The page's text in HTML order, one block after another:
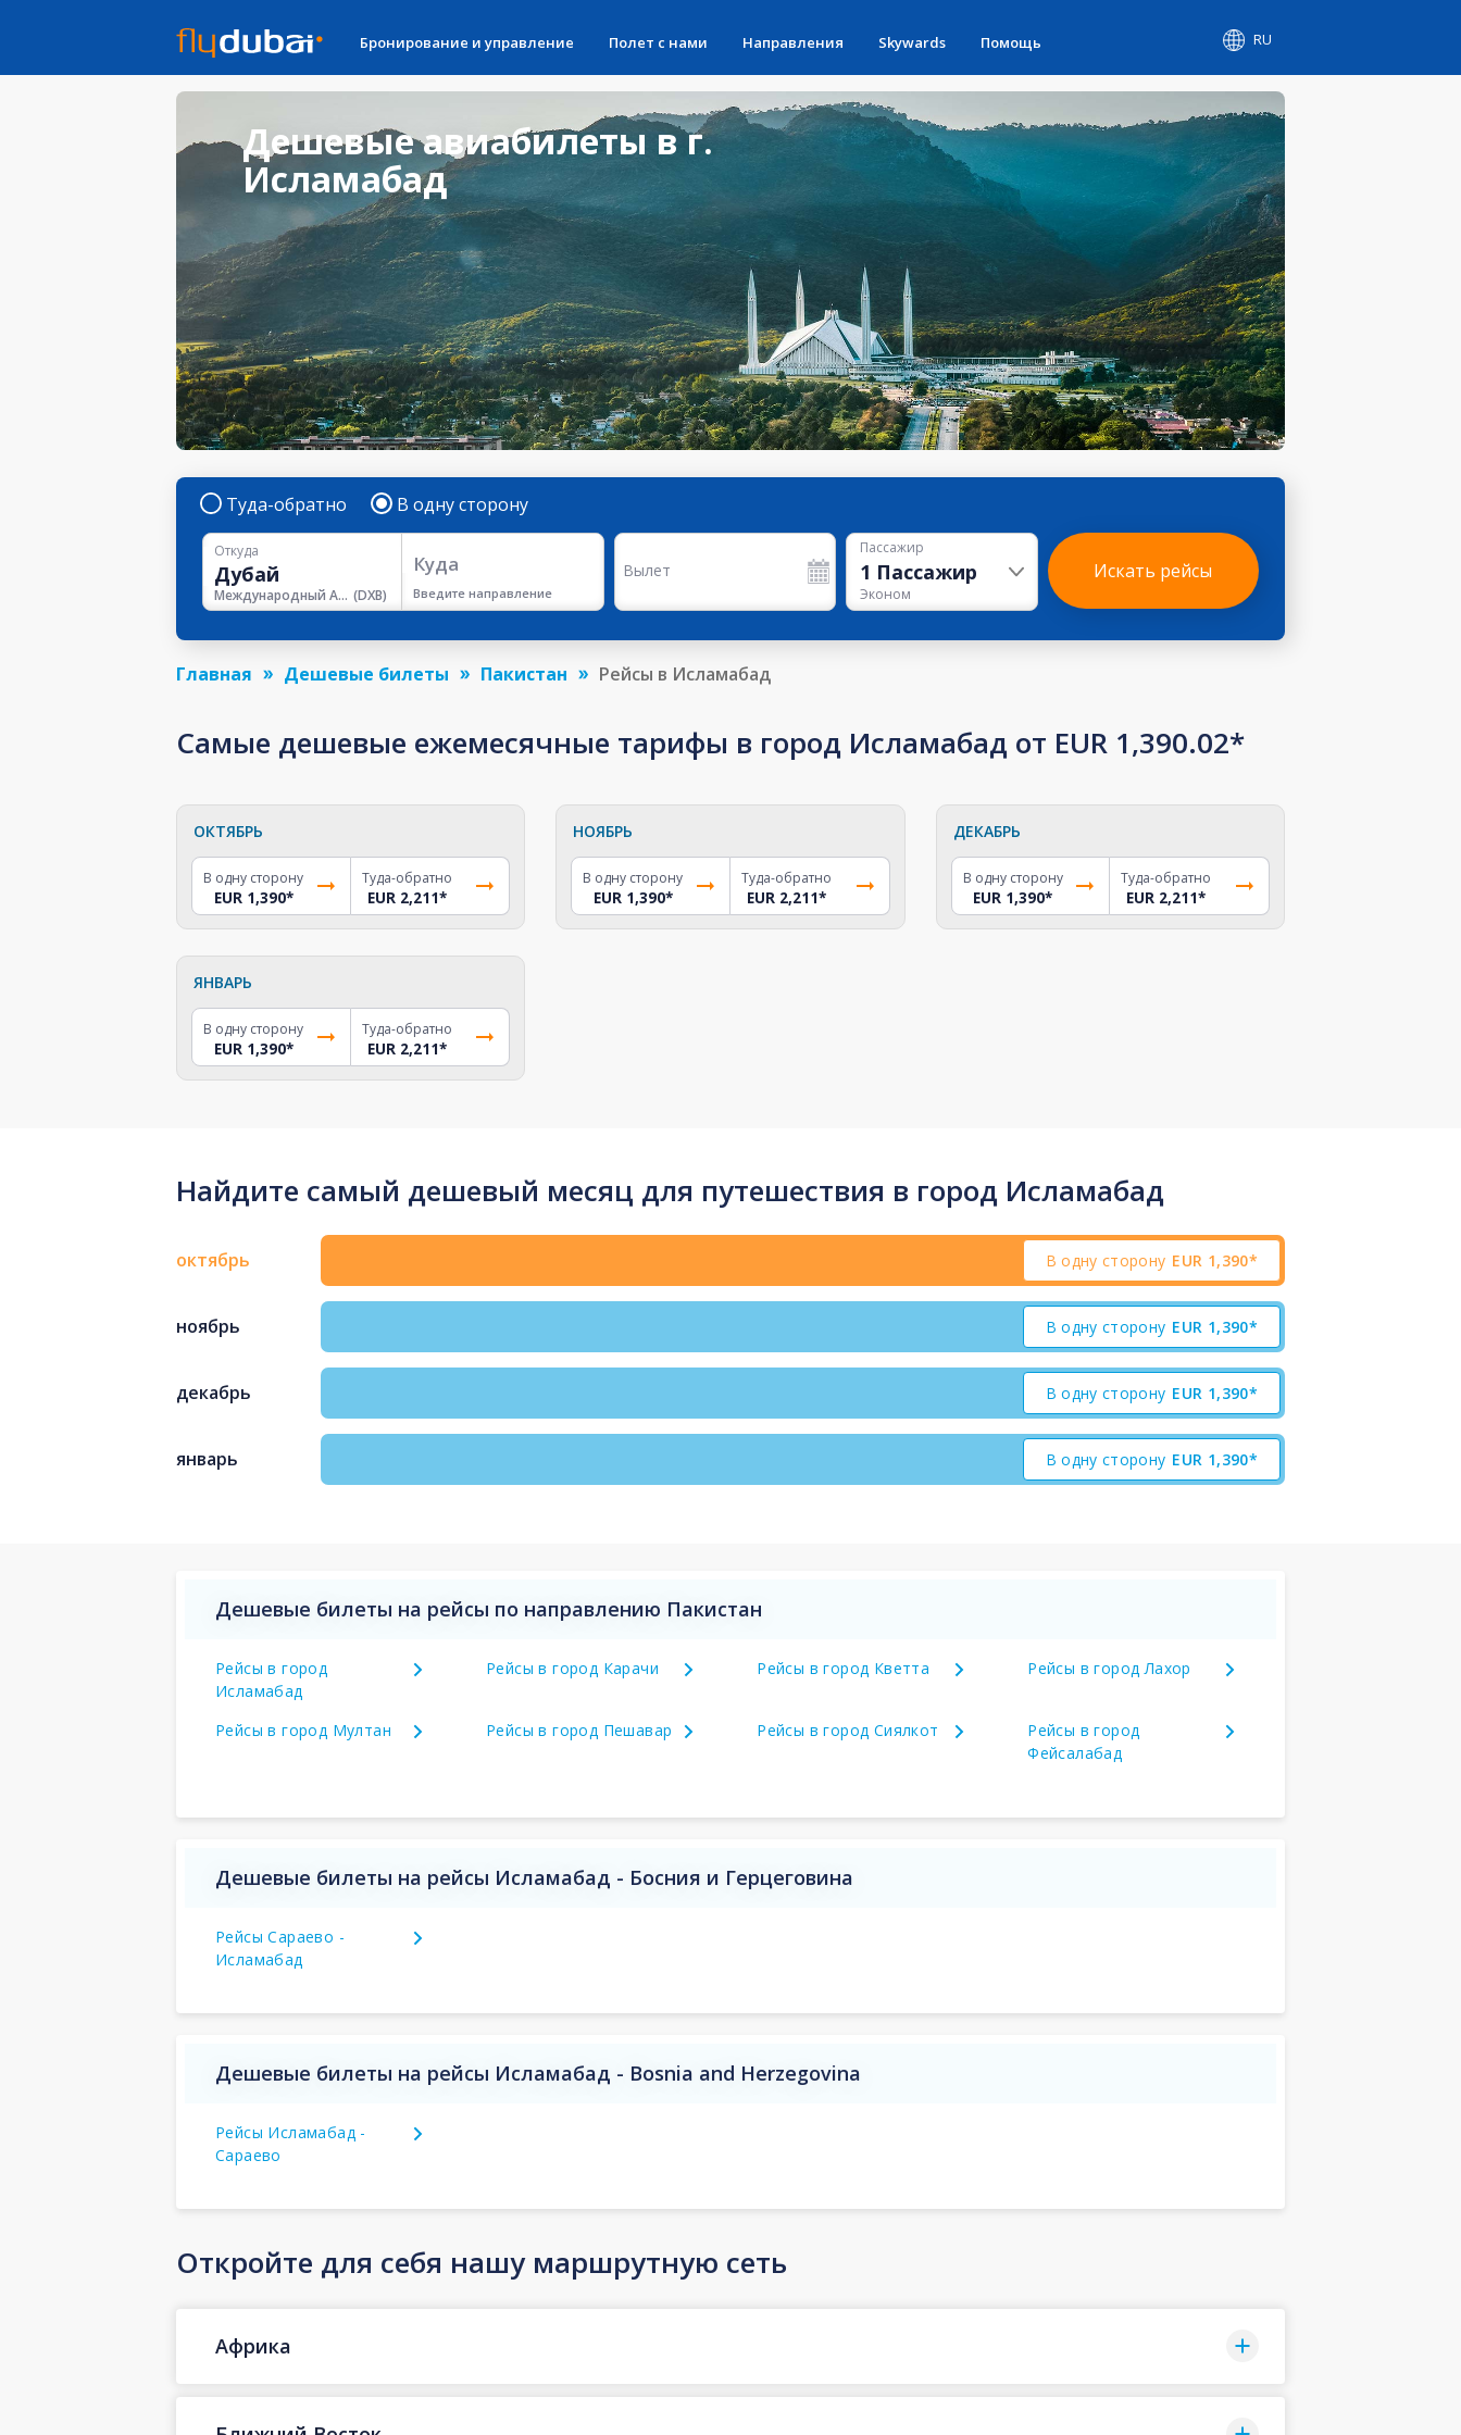
Бронирование и управление Полет с нами Направления Skywards Помощь RU
Дешевые авиабилеты в г.
Исламабад
Туда-обратно В одну сторону
Откуда
Международный Аэропорт Дубая (DXB)
Куда
Введите направление
Вылет
Пассажир
1 Пассажир
Эконом
Искать рейсы
Главная Дешевые билеты Пакистан Рейсы в Исламабад
Самые дешевые ежемесячные тарифы в город Исламабад от EUR 1,390.02*
ОКТЯБРЬ
В одну сторону
EUR 1,390*
Туда-обратно
EUR 2,211*
НОЯБРЬ
В одну сторону
EUR 1,390*
Туда-обратно
EUR 2,211*
ДЕКАБРЬ
В одну сторону
EUR 1,390*
Туда-обратно
EUR 2,211*
ЯНВАРЬ
В одну сторону
EUR 1,390*
Туда-обратно
EUR 2,211*
Найдите самый дешевый месяц для путешествия в город Исламабад
октябрь В одну сторону EUR 1,390*
ноябрь В одну сторону EUR 1,390*
декабрь В одну сторону EUR 1,390*
январь В одну сторону EUR 1,390*
Дешевые билеты на рейсы по направлению Пакистан
Рейсы в город
Исламабад
Рейсы в город Карачи Рейсы в город Кветта Рейсы в город Лахор
Рейсы в город Мултан Рейсы в город Пешавар Рейсы в город Сиялкот
Рейсы в город
Фейсалабад
Дешевые билеты на рейсы Исламабад - Босния и Герцеговина
Рейсы Сараево -
Исламабад
Дешевые билеты на рейсы Исламабад - Bosnia and Herzegovina
Рейсы Исламабад -
Сараево
Откройте для себя нашу маршрутную сеть
Африка